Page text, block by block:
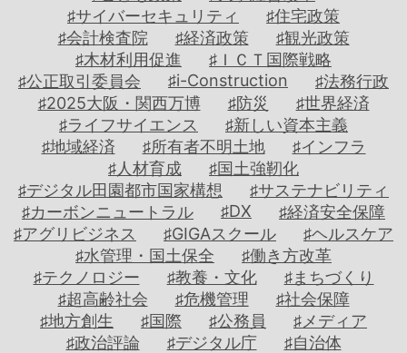
国
立
研
究
開
発
法
こ
の
國
の
か
た
ち
の
重
点
施
策
霞
が
関
人
事
予
測
♯サイバーセキュリティ
♯住宅政策
♯会計検査院
♯経済政策
♯観光政策
♯木材利用促進
♯ＩＣＴ国際戦略
♯公正取引委員会
♯i-Construction
♯法務行政
♯2025大阪・関西万博
♯防災
♯世界経済
♯ライフサイエンス
♯新しい資本主義
♯地域経済
♯所有者不明土地
♯インフラ
♯人材育成
♯国土強靭化
♯デジタル田園都市国家構想
♯サステナビリティ
♯カーボンニュートラル
♯DX
♯経済安全保障
♯アグリビジネス
♯GIGAスクール
♯ヘルスケア
♯水管理・国土保全
♯働き方改革
♯テクノロジー
♯教養・文化
♯まちづくり
♯超高齢社会
♯危機管理
♯社会保障
♯地方創生
♯国際 ♯公務員
♯メディア
♯政治評論
♯デジタル庁 ♯自治体